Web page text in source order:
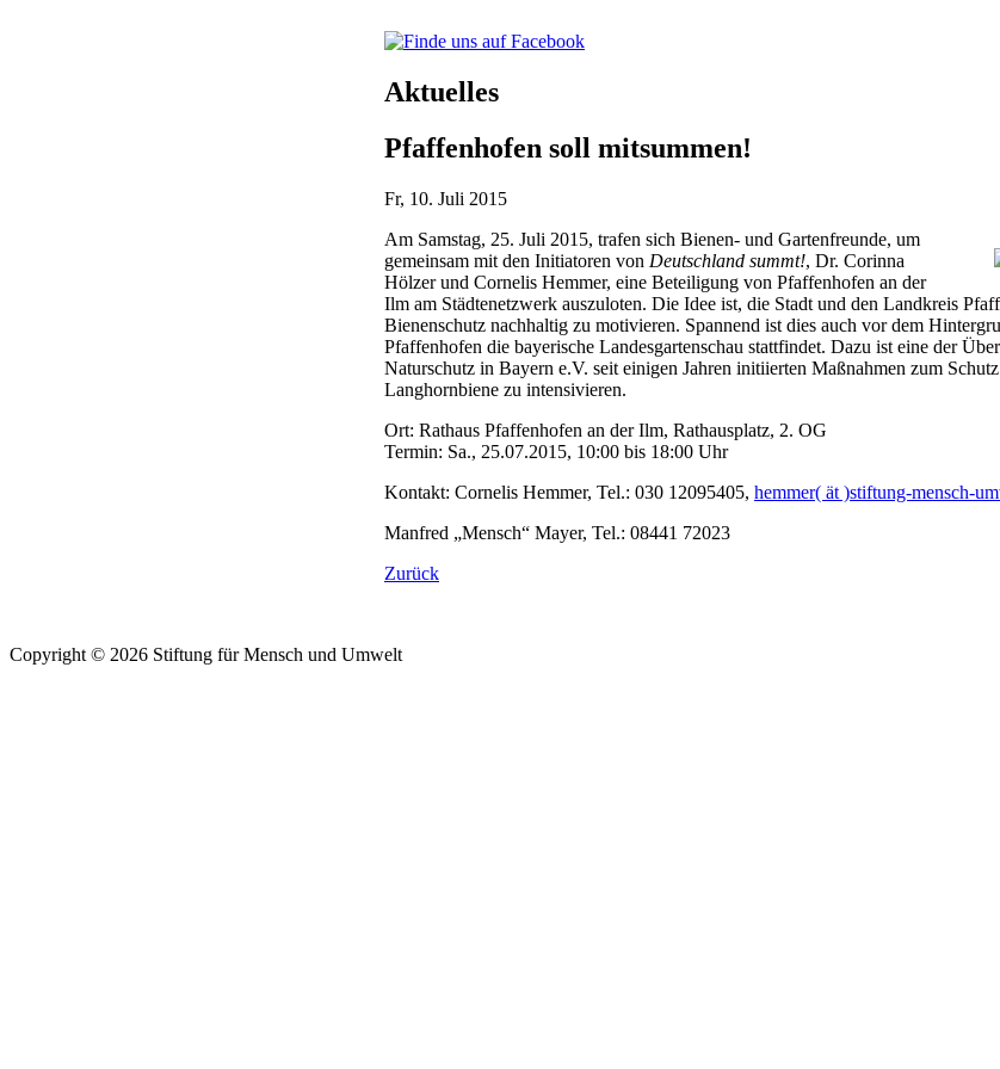
Aktuelles
Pfaffenhofen soll mitsummen!
Fr, 10. Juli 2015
Am Samstag, 25. Juli 2015, trafen sich Bienen- und Gartenfreunde, um
gemeinsam mit den Initiatoren von Deutschland summt!, Dr. Corinna
Hölzer und Cornelis Hemmer, eine Beteiligung von Pfaffenhofen an der
Ilm am Städtenetzwerk auszuloten. Die Idee ist, die Stadt und den Landkreis
Bienenschutz nachhaltig zu motivieren. Spannend ist dies auch vor dem
Pfaffenhofen die bayerische Landesgartenschau stattfindet. Dazu ist eine der
Naturschutz in Bayern e.V. seit einigen Jahren initiierten Maßnahmen zum
Langhornbiene zu intensivieren.
Ort: Rathaus Pfaffenhofen an der Ilm, Rathausplatz, 2. OG
Termin: Sa., 25.07.2015, 10:00 bis 18:00 Uhr
Kontakt: Cornelis Hemmer, Tel.: 030 12095405, hemmer( ät )stiftung-mensch-
Manfred „Mensch“ Mayer, Tel.: 08441 72023
Zurück
Copyright © 2026 Stiftung für Mensch und Umwelt